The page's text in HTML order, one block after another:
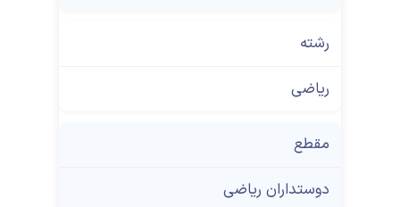
رشته
ریاضی
مقطع
دوستداران ریاضی